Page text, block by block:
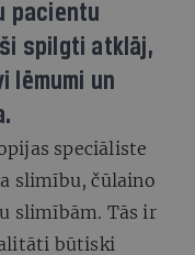
pacientu
spilgti atklāj,
lēmumi un
speciāliste
slimību, čūlaino
slimībām. Tās ir
būtiski